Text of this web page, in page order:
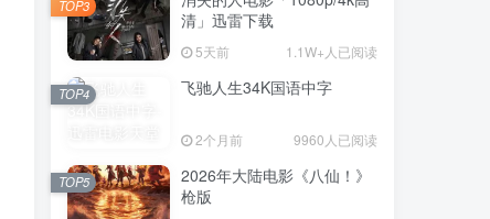
清」迅雷下载
5天前 1.1W+人已阅读
TOP3
飞驰人生34K国语中字
2个月前 9960人已阅读
TOP4
2026年大陆电影《八仙！》
枪版
TOP5